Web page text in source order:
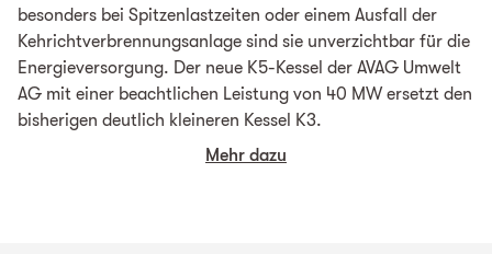
besonders bei Spitzenlastzeiten oder einem Ausfall der
Kehrichtverbrennungsanlage sind sie unverzichtbar für die
Energieversorgung. Der neue K5-Kessel der AVAG Umwelt
AG mit einer beachtlichen Leistung von 40 MW ersetzt den
bisherigen deutlich kleineren Kessel K3.
Mehr dazu